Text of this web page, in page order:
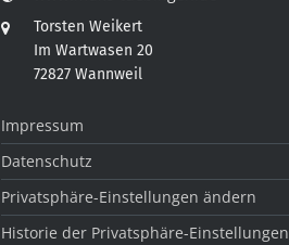
Torsten Weikert
Im Wartwasen 20
72827 Wannweil
Impressum
Datenschutz
Privatsphäre-Einstellungen ändern
Historie der Privatsphäre-Einstellungen